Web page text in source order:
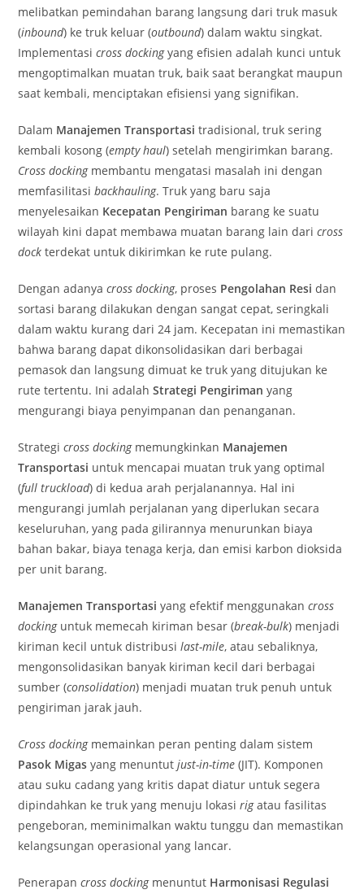
melibatkan pemindahan barang langsung dari truk masuk
(inbound) ke truk keluar (outbound) dalam waktu singkat.
Implementasicross dockingyang efisien adalah kunci untuk
mengoptimalkan muatan truk, baik saat berangkat maupun
saat kembali, menciptakan efisiensi yang signifikan.
Dalam Manajemen Transportasi tradisional, truk sering
kembali kosong (empty haul) setelah mengirimkan barang.
Cross dockingmembantu mengatasi masalah ini dengan
memfasilitasibackhauling. Truk yang baru saja
menyelesaikan Kecepatan Pengiriman barang ke suatu
wilayah kini dapat membawa muatan barang lain daricross
dock terdekat untuk dikirimkan ke rute pulang.
Dengan adanyacross docking, proses Pengolahan Resi dan
sortasi barang dilakukan dengan sangat cepat, seringkali
dalam waktu kurang dari 24 jam. Kecepatan ini memastikan
bahwa barang dapat dikonsolidasikan dari berbagai
pemasok dan langsung dimuat ke truk yang ditujukan ke
rute tertentu. Ini adalahStrategi Pengiriman yang
mengurangi biaya penyimpanan dan penanganan.
Strategicross dockingmemungkinkan Manajemen
Transportasi untuk mencapai muatan truk yang optimal
(full truckload) di kedua arah perjalanannya. Hal ini
mengurangi jumlah perjalanan yang diperlukan secara
keseluruhan, yang pada gilirannya menurunkan biaya
bahan bakar, biaya tenaga kerja, dan emisi karbon dioksida
per unit barang.
Manajemen Transportasi yang efektif menggunakancross
dockinguntuk memecah kiriman besar (break-bulk) menjadi
kiriman kecil untuk distribusilast-mile, atau sebaliknya,
mengonsolidasikan banyak kiriman kecil dari berbagai
sumber (consolidation) menjadi muatan truk penuh untuk
pengiriman jarak jauh.
Cross dockingmemainkan peran penting dalam sistem
Pasok Migas yang menuntutjust-in-time (JIT). Komponen
atau suku cadang yang kritis dapat diatur untuk segera
dipindahkan ke truk yang menuju lokasirigatau fasilitas
pengeboran, meminimalkan waktu tunggu dan memastikan
kelangsungan operasional yang lancar.
Penerapancross dockingmenuntut Harmonisasi Regulasi